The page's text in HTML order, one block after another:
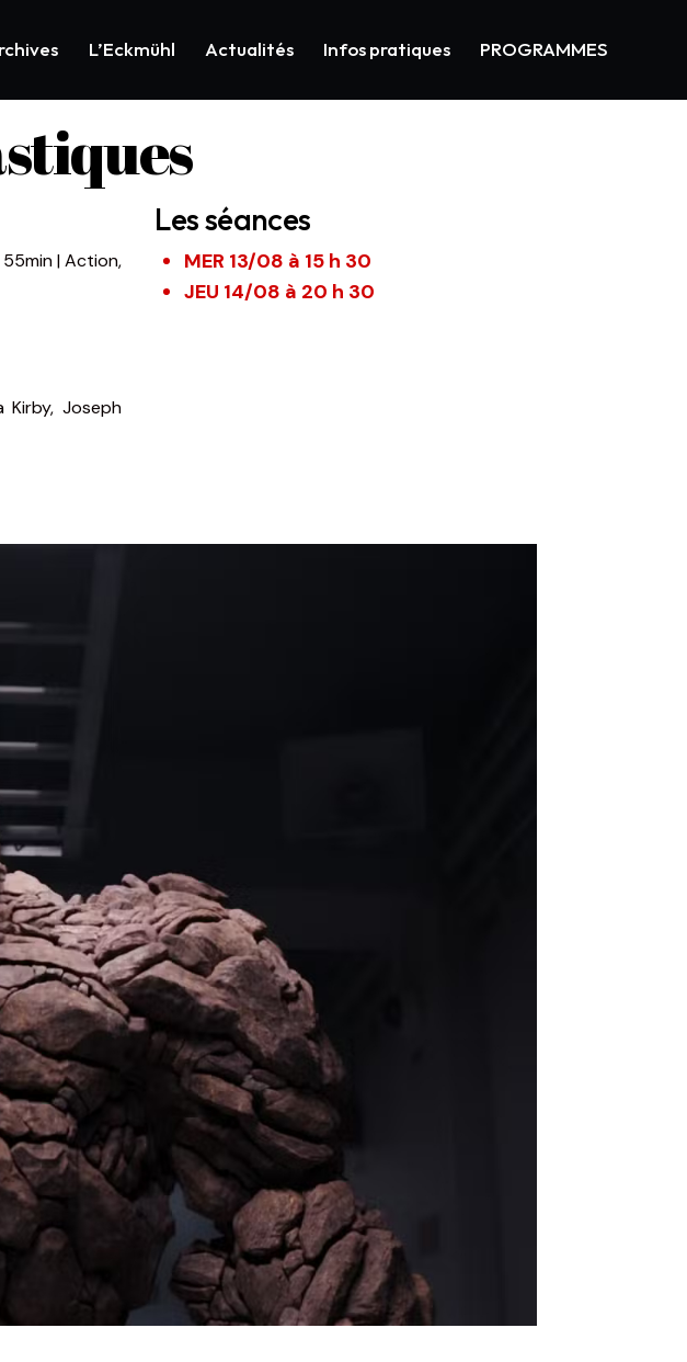
L’Eckmühl Actualités Infos pratiques PROGRAMMES
55min | Action,
Kirby, Joseph
Les séances
MER 13/08 à 15 h 30
JEU 14/08 à 20 h 30